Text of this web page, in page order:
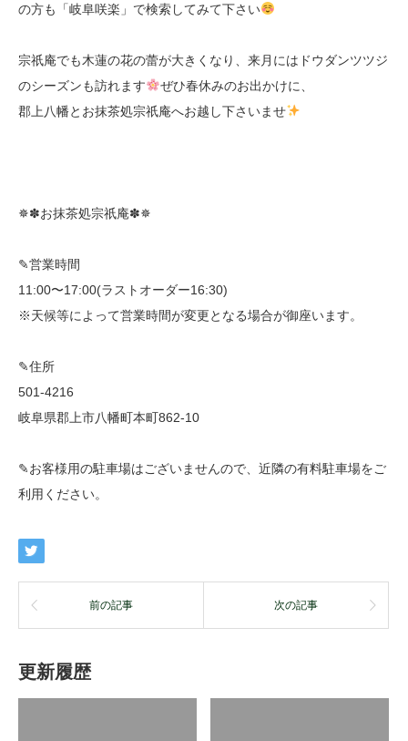
の方も「岐阜咲楽」で検索してみて下さい
宗祇庵でも木蓮の花の蕾が大きくなり、来月にはドウダンツツジ
のシーズンも訪れます
ぜひ春休みのお出かけに、
郡上八幡とお抹茶処宗祇庵へお越し下さいませ
✵✽お抹茶処宗祇庵✽✵
✎営業時間
11:00〜17:00(ラストオーダー16:30)
※天候等によって営業時間が変更となる場合が御座います。
✎住所
501-4216
岐阜県郡上市八幡町本町862-10
✎お客様用の駐車場はございませんので、近隣の有料駐車場をご
利用ください。
前の記事 次の記事
更新履歴